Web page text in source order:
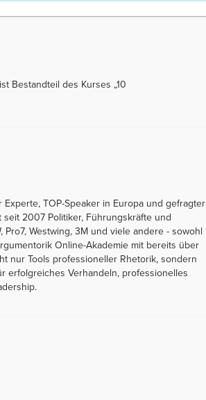
Bestandteil des Kurses „10
TOP-Speaker in Europa und gefragter
2007 Politiker, Führungskräfte und
Westwing, 3M und viele andere - sowohl
Online-Akademie mit bereits über
nur Tools professioneller Rhetorik, sondern
erfolgreiches Verhandeln, professionelles